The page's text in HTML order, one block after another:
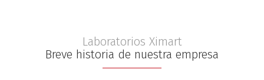
Laboratorios Ximart
Breve historia de nuestra empresa